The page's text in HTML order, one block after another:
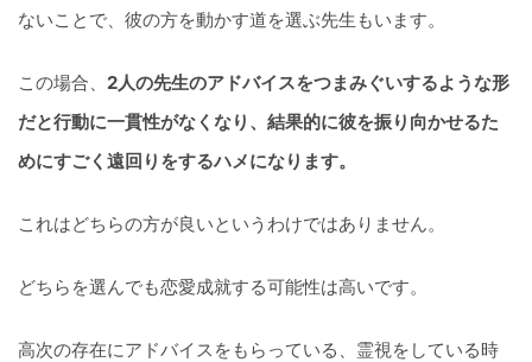
ないことで、彼の方を動かす道を選ぶ先生もいます。
この場合、 2人の先生のアドバイスをつまみぐいするような形
だと行動に一貫性がなくなり、結果的に彼を振り向かせるた
めにすごく遠回りをするハメになります。
これはどちらの方が良いというわけではありません。
どちらを選んでも恋愛成就する可能性は高いです。
高次の存在にアドバイスをもらっている、霊視をしている時